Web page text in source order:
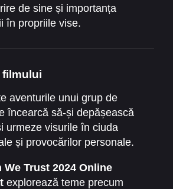
de sine și importanța
în propriile vise.
filmului
aventurile unui grup de
încearcă să-și depășească
urmeze visurile în ciuda
și provocărilor personale.
loialitate și curaj.
We Trust 2024 Online
explorează teme precum